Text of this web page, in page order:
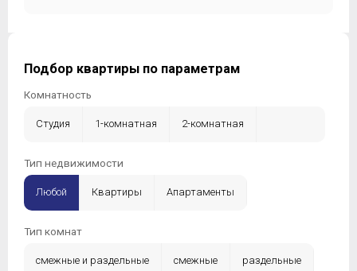
Подбор квартиры по параметрам
Комнатность
Студия 1-комнатная 2-комнатная
3-комнатная
Тип недвижимости
Любой Квартиры Апартаменты
Тип комнат
смежные и раздельные смежные раздельные